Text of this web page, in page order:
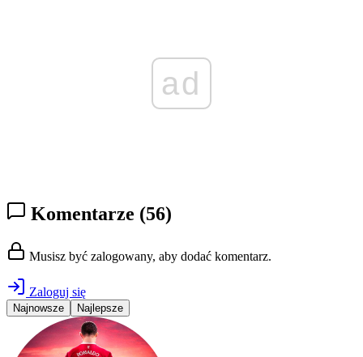
ad
Komentarze (56)
Musisz być zalogowany, aby dodać komentarz.
Zaloguj się
Najnowsze Najlepsze